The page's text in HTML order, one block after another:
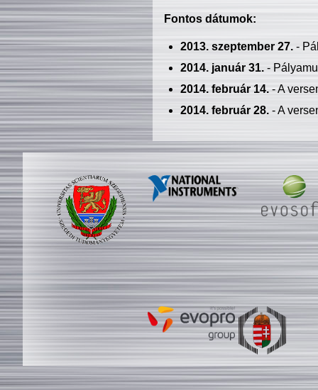
Fontos dátumok:
2013. szeptember 27.-
2014. január 31.-
2014. február 14.- A
2014. február 28.- A